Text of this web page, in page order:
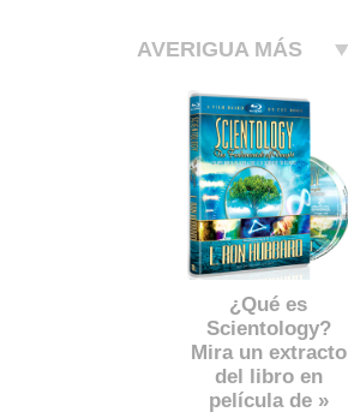
AVERIGUA MÁS
¿Qué es
Scientology?
Mira un extracto
del libro en
película de »